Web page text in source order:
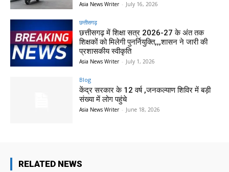
Asia News Writer - July 16, 2026
छत्तीसगढ़
छत्तीसगढ़ में शिक्षा सत्र 2026-27 के अंत तक
शिक्षकों को मिलेगी पुनर्नियुक्ति,,,शासन ने जारी की
प्रशासकीय स्वीकृति
Asia News Writer - July 1, 2026
Blog
केंद्र सरकार के 12 वर्ष ,जनकल्याण शिविर में बड़ी
संख्या में लोग पहुंचे
Asia News Writer - June 18, 2026
RELATED NEWS